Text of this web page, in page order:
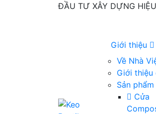
ĐẦU TƯ XÂY DỰNG
Giới thiệu
Về Nhà
Giới thiệu
Sản phẩm
Cửa